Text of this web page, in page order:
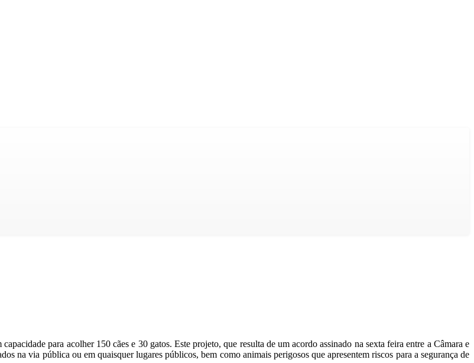
para acolher 150 cães e 30 gatos. Este projeto, que resulta de um acordo assinado na sexta feira entre a Câmara e
na via pública ou em quaisquer lugares públicos, bem como animais perigosos que apresentem riscos para a segurança de